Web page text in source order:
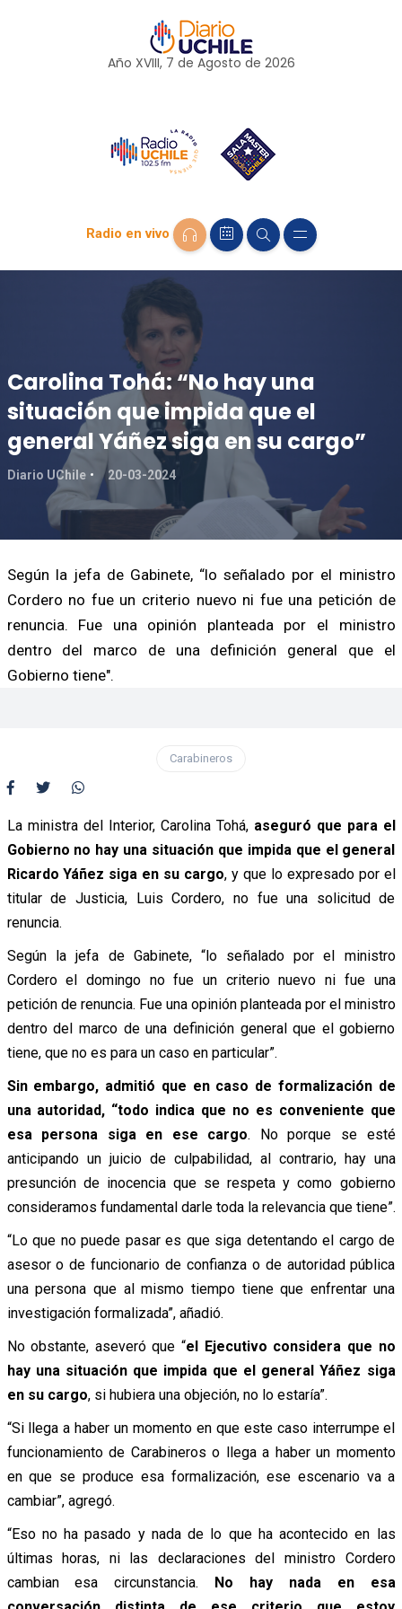
Año XVIII, 7 de Agosto de 2026
Radio en vivo
Carolina Tohá: “No hay una
situación que impida que el
general Yáñez siga en su cargo”
Diario UChile 20-03-2024
Según la jefa de Gabinete, “lo señalado por el ministro
Cordero no fue un criterio nuevo ni fue una petición de
renuncia. Fue una opinión planteada por el ministro
dentro del marco de una definición general que el
Gobierno tiene".
Carabineros
La ministra del Interior, Carolina Tohá,aseguró que para el
Gobierno no hay una situación que impida que el general
Ricardo Yáñez siga en su cargo, y que lo expresado por el
titular de Justicia, Luis Cordero, no fue una solicitud de
renuncia.
Según la jefa de Gabinete, “lo señalado por el ministro
Cordero el domingo no fue un criterio nuevo ni fue una
petición de renuncia. Fue una opinión planteada por el ministro
dentro del marco de una definición general que el gobierno
tiene, que no es para un caso en particular”.
Sin embargo, admitió que en caso de formalización de
una autoridad, “todo indica que no es conveniente que
esa persona siga en ese cargo. No porque se esté
anticipando un juicio de culpabilidad, al contrario, hay una
presunción de inocencia que se respeta y como gobierno
consideramos fundamental darle toda la relevancia que tiene”.
“Lo que no puede pasar es que siga detentando el cargo de
asesor o de funcionario de confianza o de autoridad pública
una persona que al mismo tiempo tiene que enfrentar una
investigación formalizada”, añadió.
No obstante, aseveró que “el Ejecutivo considera que no
hay una situación que impida que el general Yáñez siga
en su cargo, si hubiera una objeción, no lo estaría”.
“Si llega a haber un momento en que este caso interrumpe el
funcionamiento de Carabineros o llega a haber un momento
en que se produce esa formalización, ese escenario va a
cambiar”, agregó.
“Eso no ha pasado y nada de lo que ha acontecido en las
últimas horas, ni las declaraciones del ministro Cordero
cambian esa circunstancia. No hay nada en esa